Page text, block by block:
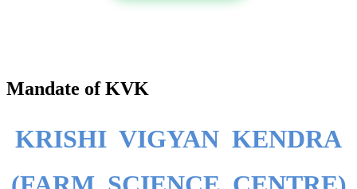
Mandate of KVK
KRISHI VIGYAN KENDRA